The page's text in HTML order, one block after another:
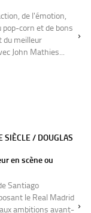
de l'émotion,
pop-corn et de bons
du meilleur
John Mathies...
SIÈCLE / DOUGLAS
en scène ou
Santiago
le Real Madrid
ambitions avant-